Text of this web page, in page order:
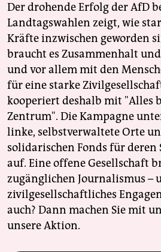
Der drohende Erfolg der AfD
Landtagswahlen zeigt, wie
Kräfte inzwischen geworden
braucht es Zusammenhalt
und vor allem mit den
für eine starke
kooperiert deshalb mit "Alles
Zentrum". Die Kampagne
linke, selbstverwaltete Orte
solidarischen Fonds für deren
auf. Eine offene Gesellschaft
zugänglichen Journalismus –
zivilgesellschaftliches
auch? Dann machen Sie mit
unsere Aktion.